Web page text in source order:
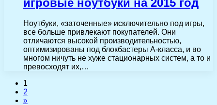
игровые ноутбуки на 2015 год
Ноутбуки, «заточенные» исключительно под игры,
все больше привлекают покупателей. Они
отличаются высокой производительностью,
оптимизированы под блокбастеры A-класса, и во
многом ничуть не хуже стационарных систем, а то и
превосходят их,…
1
2
»